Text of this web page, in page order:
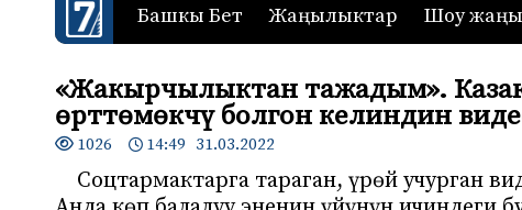
Башкы Бет Жаңылыктар Шоу
«Жакырчылыктан тажадым».
өрттөмөкчү болгон келиндин
1026 14:49 31.03.2022
Соцтармактарга тараган, үрөй учурган